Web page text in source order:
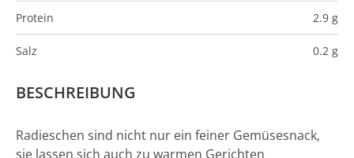
Protein 2.9 g
Salz 0.2 g
BESCHREIBUNG
Radieschen sind nicht nur ein feiner Gemüsesnack,
sie lassen sich auch zu warmen Gerichten